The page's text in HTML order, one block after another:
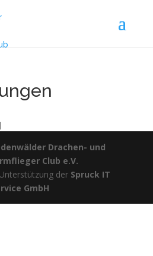
Drachen- und
Club e.V.
der Spruck IT
GmbH